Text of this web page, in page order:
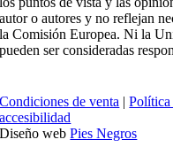
autor o autores y no reflejan
la Comisión Europea. Ni la
pueden ser consideradas
Condiciones de venta |Política
accesibilidad
Diseño webPies Negros